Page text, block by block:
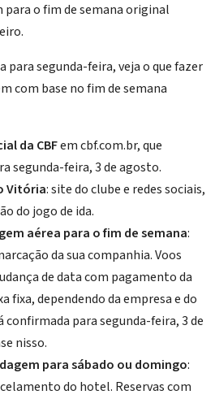
para o fim de semana original
para segunda-feira, veja o que fazer
com base no fim de semana
da CBFemcbf.com.br, que
segunda-feira, 3 de agosto.
Vitória: site do clube e redes sociais,
do jogo de ida.
aérea para o fim de semana:
da sua companhia. Voos
de data com pagamento da
fixa, dependendo da empresa e do
para segunda-feira, 3 de
nisso.
para sábado ou domingo:
do hotel. Reservas com